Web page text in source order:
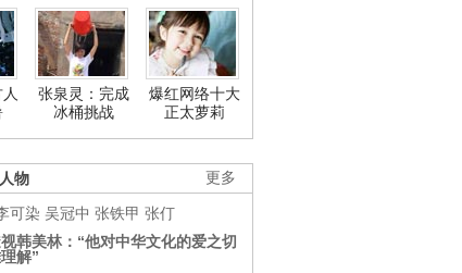
张泉灵：完成
冰桶挑战
爆红网络十大
正太萝莉
更多
物
可染 吴冠中 张铁甲 张仃
韩美林：“他对中华文化的爱之切
解”